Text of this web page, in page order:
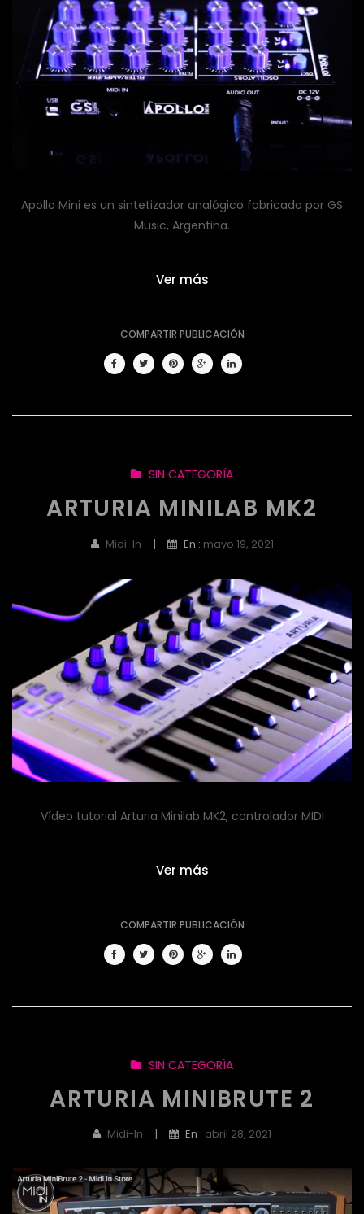
Apollo Mini es un sintetizador analógico fabricado por GS
Music, Argentina.
Ver más
COMPARTIR PUBLICACIÓN
SIN CATEGORÍA
ARTURIA MINILAB MK2
Midi-In | En : mayo 19, 2021
Vídeo tutorial Arturia Minilab MK2, controlador MIDI
Ver más
COMPARTIR PUBLICACIÓN
SIN CATEGORÍA
ARTURIA MINIBRUTE 2
Midi-In | En : abril 28, 2021